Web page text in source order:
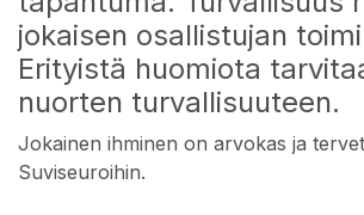
jokaisen osallistujan
Erityistä huomiota
nuorten turvallisuuteen.
Jokainen ihminen on arvokas ja
Suviseuroihin.